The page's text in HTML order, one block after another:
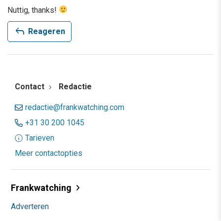
Nuttig, thanks!
reply Reageren
Contact Redactie
redactie@frankwatching.com
+31 30 200 1045
Tarieven
Meer contactopties
Frankwatching
Adverteren